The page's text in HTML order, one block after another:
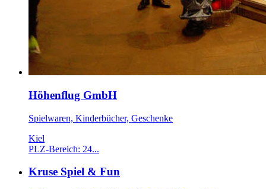
Höhenflug GmbH
Spielwaren, Kinderbücher, Geschenke
Kiel
PLZ-Bereich: 24...
Kruse Spiel & Fun